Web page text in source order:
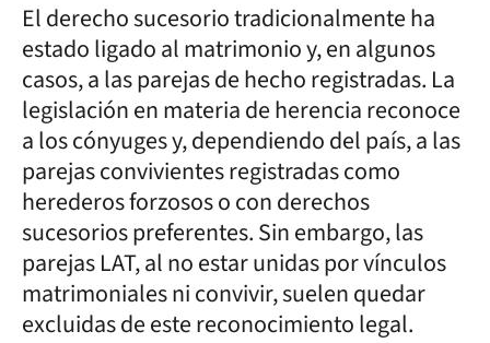
El derecho sucesorio tradicionalmente ha
estado ligado al matrimonio y, en algunos
casos, a las parejas de hecho registradas. La
legislación en materia de herencia reconoce
a los cónyuges y, dependiendo del país, a las
parejas convivientes registradas como
herederos forzosos o con derechos
sucesorios preferentes. Sin embargo, las
parejas LAT, al no estar unidas por vínculos
matrimoniales ni convivir, suelen quedar
excluidas de este reconocimiento legal.